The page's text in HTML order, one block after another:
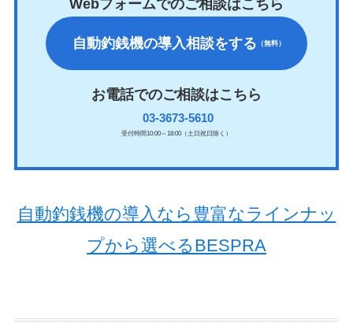
Webフォームでのご相談はこちら
自動釣銭機の導入相談をする （無料）
お電話でのご相談はこちら
03-3673-5610
受付時間10:00～18:00（土日祝日除く）
自動釣銭機の導入なら豊富なラインナッ
プから選べるBESPRA